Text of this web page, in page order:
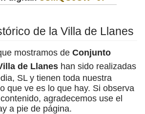
de la Villa de Llanes
mostramos de Conjunto
de Llanes han sido realizadas
SL y tienen toda nuestra
que ve es lo que hay. Si observa
agradecemos use el
a pie de página.